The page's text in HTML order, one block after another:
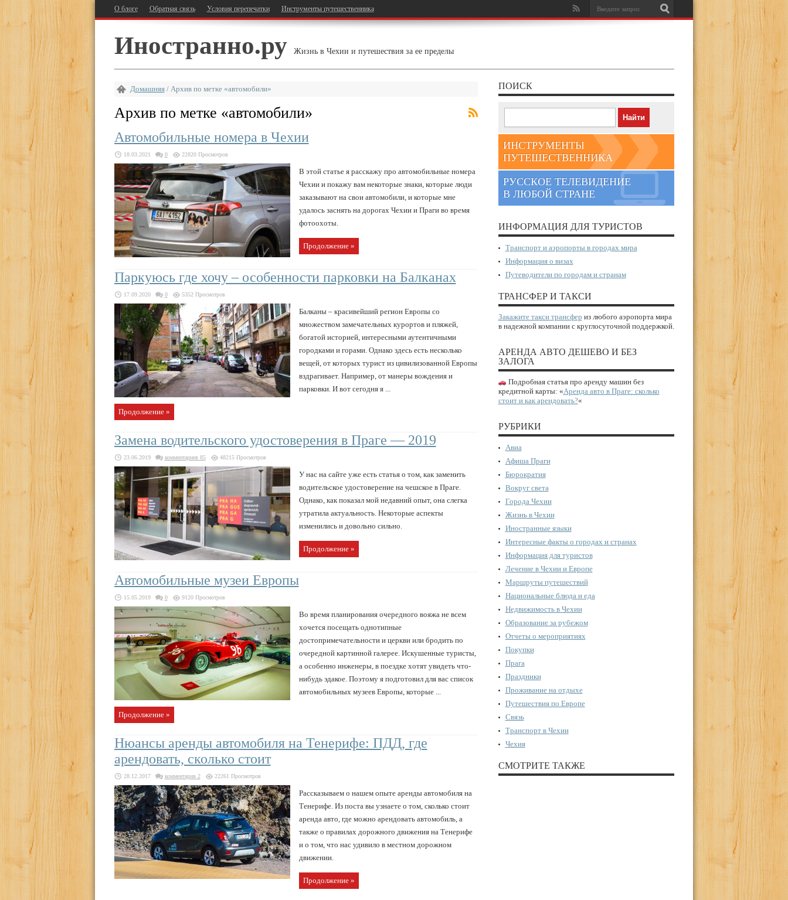
О блоге Обратная связь Условия перепечатки Инструменты путешественника
Иностранно.ру Жизнь в Чехии и путешествия за ее пределы
Домашняя/ Архив по метке «автомобили»
Архив по метке «автомобили»
Автомобильные номера в Чехии
18.03.2021 0 22820 Просмотров
В этой статье я расскажу про автомобильные номера
Чехии и покажу вам некоторые знаки, которые люди
заказывают на свои автомобили, и которые мне
удалось заснять на дорогах Чехии и Праги во время
фотоохоты.
Продолжение »
Паркуюсь где хочу – особенности парковки на Балканах
17.09.2020 0 5352 Просмотров
Балканы – красивейший регион Европы со
множеством замечательных курортов и пляжей,
богатой историей, интересными аутентичными
городками и горами. Однако здесь есть несколько
вещей, от которых турист из цивилизованной Европы
вздрагивает. Например, от манеры вождения и
парковки. И вот сегодня я ...
Продолжение »
Замена водительского удостоверения в Праге — 2019
23.06.2019 комментариев 85 48215 Просмотров
У нас на сайте уже есть статья о том, как заменить
водительское удостоверение на чешское в Праге.
Однако, как показал мой недавний опыт, она слегка
утратила актуальность. Некоторые аспекты
изменились и довольно сильно.
Продолжение »
Автомобильные музеи Европы
15.05.2019 0 9120 Просмотров
Во время планирования очередного вояжа не всем
хочется посещать однотипные
достопримечательности и церкви или бродить по
очередной картинной галерее. Искушенные туристы,
а особенно инженеры, в поездке хотят увидеть что-
нибудь эдакое. Поэтому я подготовил для вас список
автомобильных музеев Европы, которые ...
Продолжение »
Нюансы аренды автомобиля на Тенерифе: ПДД, где
арендовать, сколько стоит
28.12.2017 комментария 2 22261 Просмотров
Рассказываем о нашем опыте аренды автомобиля на
Тенерифе. Из поста вы узнаете о том, сколько стоит
аренда авто, где можно арендовать автомобиль, а
также о правилах дорожного движения на Тенерифе
и о том, что нас удивило в местном дорожном
движении.
Продолжение »
ПОИСК
ИНСТРУМЕНТЫ
ПУТЕШЕСТВЕННИКА
РУССКОЕ ТЕЛЕВИДЕНИЕ
В ЛЮБОЙ СТРАНЕ
ИНФОРМАЦИЯ ДЛЯ ТУРИСТОВ
Транспорт и аэропорты в городах мира
Информация о визах
Путеводители по городам и странам
ТРАНСФЕР И ТАКСИ
Закажите такси трансфер из любого аэропорта мира
в надежной компании с круглосуточной поддержкой.
АРЕНДА АВТО ДЕШЕВО И БЕЗ
ЗАЛОГА
Подробная статья про аренду машин без
кредитной карты: «Аренда авто в Праге: сколько
стоит и как арендовать?«
РУБРИКИ
Авиа
Афиша Праги
Бюрократия
Вокруг света
Города Чехии
Жизнь в Чехии
Иностранные языки
Интересные факты о городах и странах
Информация для туристов
Лечение в Чехии и Европе
Маршруты путешествий
Национальные блюда и еда
Недвижимость в Чехии
Образование за рубежом
Отчеты о мероприятиях
Покупки
Прага
Праздники
Проживание на отдыхе
Путешествия по Европе
Связь
Транспорт в Чехии
Чехия
СМОТРИТЕ ТАКЖЕ